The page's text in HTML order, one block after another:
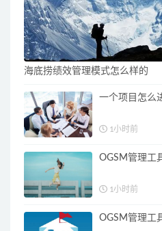
海底捞绩效管理模式怎么样的
一个项目怎么
1小时前
OGSM管理工
1小时前
OGSM管理工